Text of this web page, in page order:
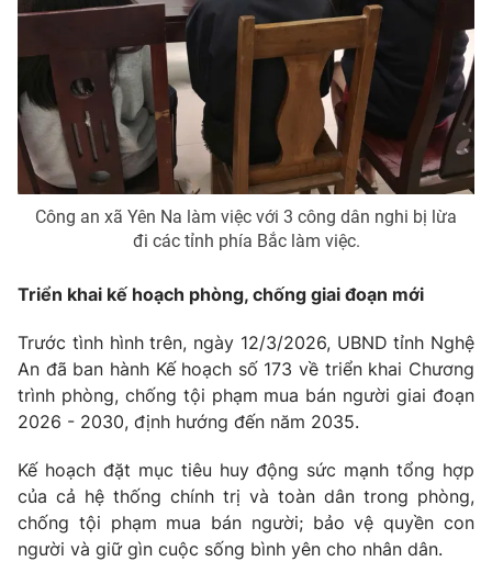
Công an xã Yên Na làm việc với 3 công dân nghi bị lừa
đi các tỉnh phía Bắc làm việc.
Triển khai kế hoạch phòng, chống giai đoạn mới
Trước tình hình trên, ngày 12/3/2026, UBND tỉnh Nghệ
An đã ban hành Kế hoạch số 173 về triển khai Chương
trình phòng, chống tội phạm mua bán người giai đoạn
2026 - 2030, định hướng đến năm 2035.
Kế hoạch đặt mục tiêu huy động sức mạnh tổng hợp
của cả hệ thống chính trị và toàn dân trong phòng,
chống tội phạm mua bán người; bảo vệ quyền con
người và giữ gìn cuộc sống bình yên cho nhân dân.